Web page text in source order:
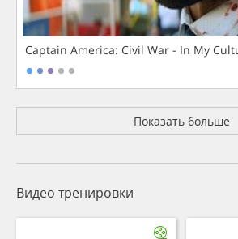
Captain America: Civil War - In My
Показать больше
Видео тренировки